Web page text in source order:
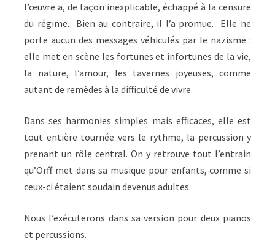
l’œuvre a, de façon inexplicable, échappé à la censure
du régime. Bien au contraire, il l’a promue. Elle ne
porte aucun des messages véhiculés par le nazisme :
elle met en scène les fortunes et infortunes de la vie,
la nature, l’amour, les tavernes joyeuses, comme
autant de remèdes à la difficulté de vivre.
Dans ses harmonies simples mais efficaces, elle est
tout entière tournée vers le rythme, la percussion y
prenant un rôle central. On y retrouve tout l’entrain
qu’Orff met dans sa musique pour enfants, comme si
ceux-ci étaient soudain devenus adultes.
Nous l’exécuterons dans sa version pour deux pianos
et percussions.